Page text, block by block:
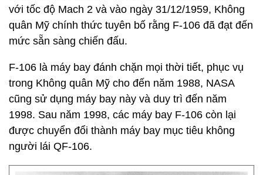
với tốc độ Mach 2 và vào ngày 31/12/1959, Không
quân Mỹ chính thức tuyên bố rằng F-106 đã đạt đến
mức sẵn sàng chiến đấu.
F-106 là máy bay đánh chặn mọi thời tiết, phục vụ
trong Không quân Mỹ cho đến năm 1988, NASA
cũng sử dụng máy bay này và duy trì đến năm
1998. Sau năm 1998, các máy bay F-106 còn lại
được chuyển đổi thành máy bay mục tiêu không
người lái QF-106.